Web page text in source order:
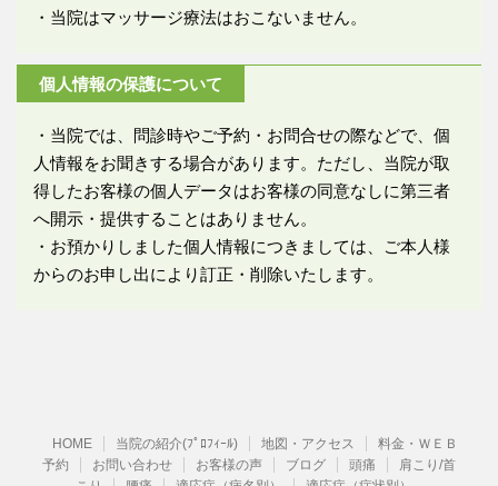
・当院はマッサージ療法はおこないません。
個人情報の保護について
・当院では、問診時やご予約・お問合せの際などで、個
人情報をお聞きする場合があります。ただし、当院が取
得したお客様の個人データはお客様の同意なしに第三者
へ開示・提供することはありません。
・お預かりしました個人情報につきましては、ご本人様
からのお申し出により訂正・削除いたします。
HOME 当院の紹介(ﾌﾟﾛﾌｨｰﾙ) 地図・アクセス
料金・ＷＥＢ
予約
お問い合わせ お客様の声 ブログ 頭痛
肩こり/首